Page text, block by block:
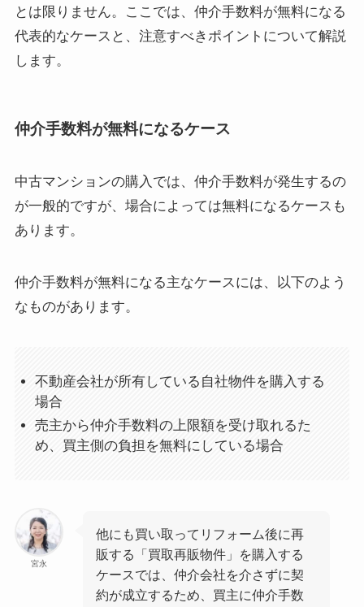
とは限りません。ここでは、仲介手数料が無料になる
代表的なケースと、注意すべきポイントについて解説
します。
仲介手数料が無料になるケース
中古マンションの購入では、仲介手数料が発生するの
が一般的ですが、場合によっては無料になるケースも
あります。
仲介手数料が無料になる主なケースには、以下のよう
なものがあります。
不動産会社が所有している自社物件を購入する
場合
売主から仲介手数料の上限額を受け取れるた
め、買主側の負担を無料にしている場合
宮永
他にも買い取ってリフォーム後に再
販する「買取再販物件」を購入する
ケースでは、仲介会社を介さずに契
約が成立するため、買主に仲介手数